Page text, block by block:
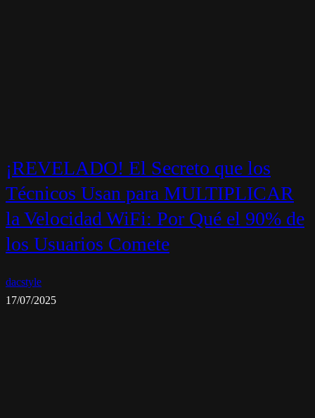
¡REVELADO! El Secreto que los
Técnicos Usan para MULTIPLICAR
la Velocidad WiFi: Por Qué el 90% de
los Usuarios Comete
dacstyle
17/07/2025